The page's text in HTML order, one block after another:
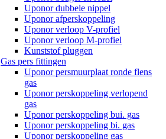
Uponor dubbele nippel
Uponor afperskoppeling
Uponor verloop V-profiel
Uponor verloop M-profiel
Kunststof pluggen
Gas pers fittingen
Uponor persmuurplaat ronde flens
gas
Uponor perskoppeling verlopend
gas
Uponor perskoppeling bui. gas
Uponor perskoppeling bi. gas
Uponor perskoppeling gas